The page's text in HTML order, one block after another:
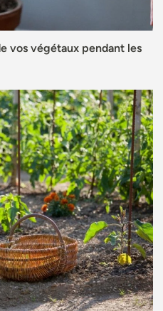
vos végétaux pendant les